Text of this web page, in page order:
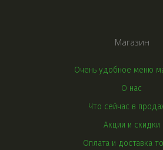
Магазин
Очень удобное меню
О нас
Что сейчас в
Акции и скидки
Оплата и доставка